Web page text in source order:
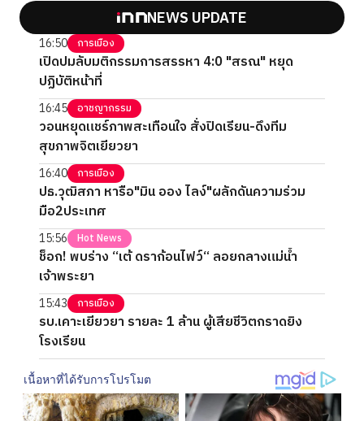
NEWS UPDATE
16:50 การเมือง
เปิดปมลับมติกรรมการสรรหา 4:0 "สรณ" หยุด
ปฏิบัติหน้าที่
16:45 อาชญากรรม
วอนหยุดแชร์ภาพสะเทือนใจ สั่งปิดเรียน-ดึงทีม
สุขภาพจิตเยียวยา
16:40 การเมือง
ปธ.วุฒิสภา หารือ"มิน ออง ไลง์"ผลักดันความร่วม
มือ2ประเทศ
15:56 Hot News
ช็อก! พบร่าง “เต้ ดราก้อนไฟว์“ ลอยกลางแม่น้ำ
เจ้าพระยา
15:43 การเมือง
รบ.เคาะเยียวยา รายละ 1 ล้าน ผู้เสียชีวิตกราดยิง
โรงเรียน